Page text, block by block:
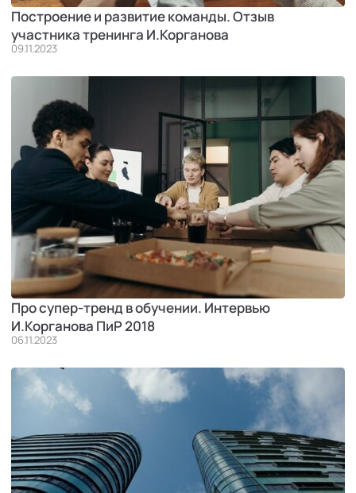
Построение и развитие команды. Отзыв
участника тренинга И.Корганова
09.11.2023
Про супер-тренд в обучении. Интервью
И.Корганова ПиР 2018
06.11.2023